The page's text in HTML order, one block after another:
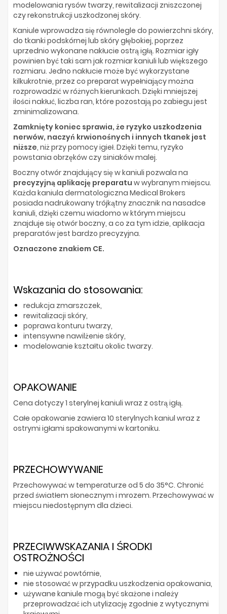
modelowania rysów twarzy, rewitalizacji zniszczonej
czy rekonstrukcji uszkodzonej skóry.
Kaniule wprowadza się równolegle do powierzchni skóry,
do tkanki podskórnej lub skóry głębokiej, poprzez
uprzednio wykonane nakłucie ostrą igłą. Rozmiar igły
powinien być taki sam jak rozmiar kaniuli lub większego
rozmiaru. Jedno nakłucie może być wykorzystane
kilkukrotnie, przez co preparat wypełniający można
rozprowadzić w różnych kierunkach. Dzięki mniejszej
ilości nakłuć, liczba ran, które pozostają po zabiegu jest
zminimalizowana.
Zamknięty koniec sprawia, że ryzyko uszkodzenia
nerwów, naczyń krwionośnych i innych tkanek jest
niższe, niż przy pomocy igieł. Dzięki temu, ryzyko
powstania obrzęków czy siniaków malej.
Boczny otwór znajdujący się w kaniuli pozwala na
precyzyjną aplikację preparatu w wybranym miejscu.
Każda kaniula dermatologiczna Medical Brokers
posiada nadrukowany trójkątny znacznik na nasadce
kaniuli, dzięki czemu wiadomo w którym miejscu
znajduje się otwór boczny, a co za tym idzie, aplikacja
preparatów jest bardzo precyzyjna.
Oznaczone znakiem CE.
Wskazania do stosowania:
redukcja zmarszczek,
rewitalizacji skóry,
poprawa konturu twarzy,
intensywne nawilżenie skóry,
modelowanie kształtu okolic twarzy.
OPAKOWANIE
Cena dotyczy 1 sterylnej kaniuli wraz z ostrą igłą.
Całe opakowanie zawiera 10 sterylnych kaniul wraz z
ostrymi igłami spakowanymi w kartoniku.
PRZECHOWYWANIE
Przechowywać w temperaturze od 5 do 35°C. Chronić
przed światłem słonecznym i mrozem. Przechowywać w
miejscu niedostępnym dla dzieci.
PRZECIWWSKAZANIA I ŚRODKI
OSTROŻNOŚCI
nie używać powtórnie,
nie stosować w przypadku uszkodzenia opakowania,
używane kaniule mogą być skażone i należy
przeprowadzać ich utylizację zgodnie z wytycznymi